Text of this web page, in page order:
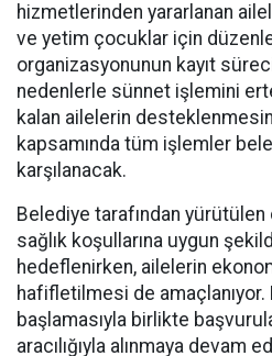
hizmetlerinden yararlanan
ve yetim çocuklar için
organizasyonunun kayıt
nedenlerle sünnet işlemini
kalan ailelerin
kapsamında tüm işlemler
karşılanacak.
Belediye tarafından yürütülen
sağlık koşullarına uygun
hedeflenirken, ailelerin
hafifletilmesi de amaçlanıyor.
başlamasıyla birlikte
aracılığıyla alınmaya devam